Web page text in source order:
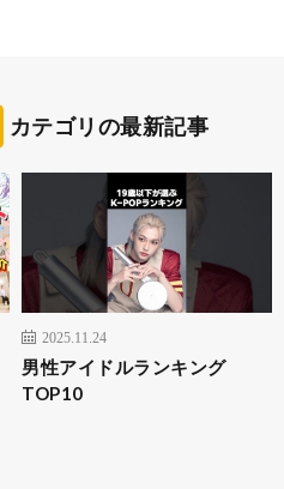
カテゴリの最新記事
2025.11.24
男性アイドルランキング
TOP10